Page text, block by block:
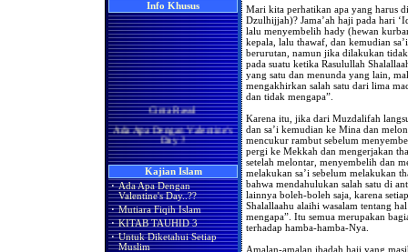
Apakah Shalatnya Seorang
Wanita di rumah Lebih
Utama Ataukah di Masjidil
Haram
Manakah yang Lebih Utama
Bagi Wanita Pada Bulan
Ramadhan, Melaksanakan
Shalat di Masjidil Haram
atau di Rumah
Shalatnya Kaum Wanita
yang Sedang Umrah di
Bulan Ramadhan
Apakah Shalat Seseorang di
Masjidil Haram Bisa Batal
Ketika Ia Ikut Berjama'ah
Dengan Imam atau Shalat
Sendirian Karena Ada Wanita
yang Melintas di
Hadapannya?
Bila Terdapat Pembatas
Info Khusus
Cinta Rasul
Ada Apa Dengan Valentine's
Day ?
Manisnya Iman
Hukum Merayakan Hari
Valentine
Adakah Amalan Khusus di
Bulan Rajab?
Asyura' Dalam Perspektif
Islam, Syi'ah & Kejawen..!!
Kajian Islam
· Ada Apa Dengan
Valentine's Day..??
· Mutiara Fiqih Islam
· KITAB TAUHID 3
· Untuk Diketahui Setiap
Muslim
Mari kita perhatikan apa yang harus
Dzulhijjah)? Jama’ah haji pada hari
lalu menyembelih hady (hewan
kepala, lalu thawaf, dan kemudian
berurutan, namun jika dilakukan
pada suatu ketika Rasulullah
yang satu dan menunda yang lain,
mengakhirkan salah satu dari lima
dan tidak mengapa”.
Karena itu, jika dari Muzdalifah
dan sa’i kemudian ke Mina dan
mencukur rambut sebelum
pergi ke Mekkah dan mengerjakan
setelah melontar, menyembelih dan
melakukan sa’i sebelum melakukan
bahwa mendahulukan salah satu di
lainnya boleh-boleh saja, karena
Shalallaahu alaihi wasalam tentang
mengapa”. Itu semua merupakan
terhadap hamba-hamba-Nya.
Amalan-amalan ibadah haji yang